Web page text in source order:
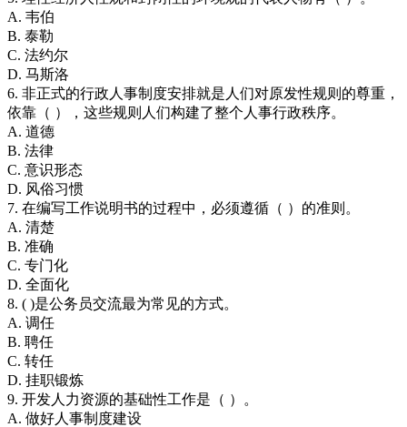
A. 韦伯
B. 泰勒
C. 法约尔
D. 马斯洛
6. 非正式的行政人事制度安排就是人们对原发性规则的尊重，
依靠（ ），这些规则人们构建了整个人事行政秩序。
A. 道德
B. 法律
C. 意识形态
D. 风俗习惯
7. 在编写工作说明书的过程中，必须遵循（ ）的准则。
A. 清楚
B. 准确
C. 专门化
D. 全面化
8. ( )是公务员交流最为常见的方式。
A. 调任
B. 聘任
C. 转任
D. 挂职锻炼
9. 开发人力资源的基础性工作是（ ）。
A. 做好人事制度建设